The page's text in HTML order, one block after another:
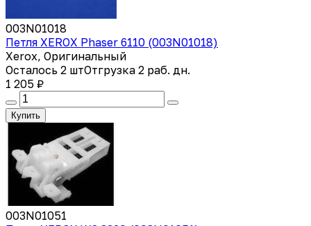
003N01018
Петля XEROX Phaser 6110 (003N01018)
Xerox, Оригинальный
Осталось 2 штОтгрузка 2 раб. дн.
1 205 ₽
Купить
003N01051